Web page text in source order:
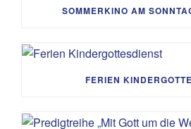
SOMMERKINO AM
FERIEN